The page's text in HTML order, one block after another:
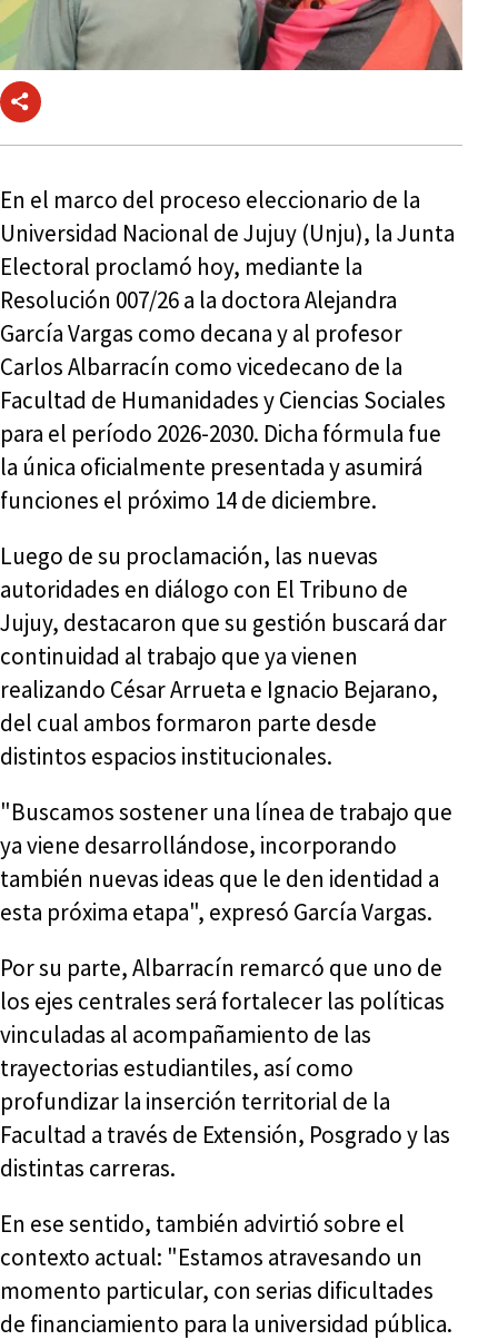
En el marco del proceso eleccionario de la
Universidad Nacional de Jujuy (Unju), la Junta
Electoral proclamó hoy, mediante la
Resolución 007/26 a la doctora Alejandra
García Vargas como decana y al profesor
Carlos Albarracín como vicedecano de la
Facultad de Humanidades y Ciencias Sociales
para el período 2026-2030. Dicha fórmula fue
la única oficialmente presentada y asumirá
funciones el próximo 14 de diciembre.
Luego de su proclamación, las nuevas
autoridades en diálogo con El Tribuno de
Jujuy, destacaron que su gestión buscará dar
continuidad al trabajo que ya vienen
realizando César Arrueta e Ignacio Bejarano,
del cual ambos formaron parte desde
distintos espacios institucionales.
"Buscamos sostener una línea de trabajo que
ya viene desarrollándose, incorporando
también nuevas ideas que le den identidad a
esta próxima etapa", expresó García Vargas.
Por su parte, Albarracín remarcó que uno de
los ejes centrales será fortalecer las políticas
vinculadas al acompañamiento de las
trayectorias estudiantiles, así como
profundizar la inserción territorial de la
Facultad a través de Extensión, Posgrado y las
distintas carreras.
En ese sentido, también advirtió sobre el
contexto actual: "Estamos atravesando un
momento particular, con serias dificultades
de financiamiento para la universidad pública.